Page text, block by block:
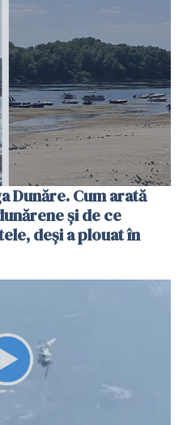
Dunăre. Cum arată
și de ce
deși a plouat în